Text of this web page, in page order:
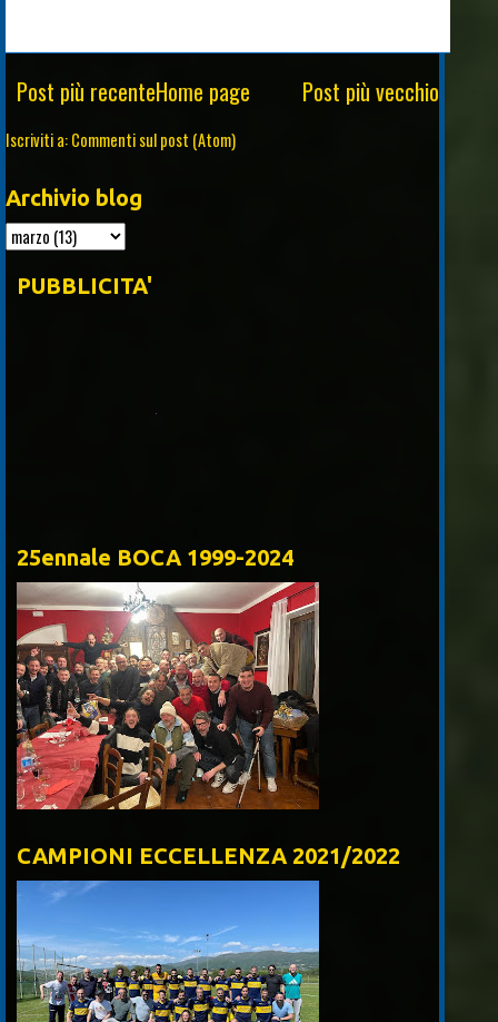
Post più recente Post più vecchio
Home page
Iscriviti a:Commenti sul post (Atom)
Archivio blog
PUBBLICITA'
25ennale BOCA 1999-2024
CAMPIONI ECCELLENZA 2021/2022